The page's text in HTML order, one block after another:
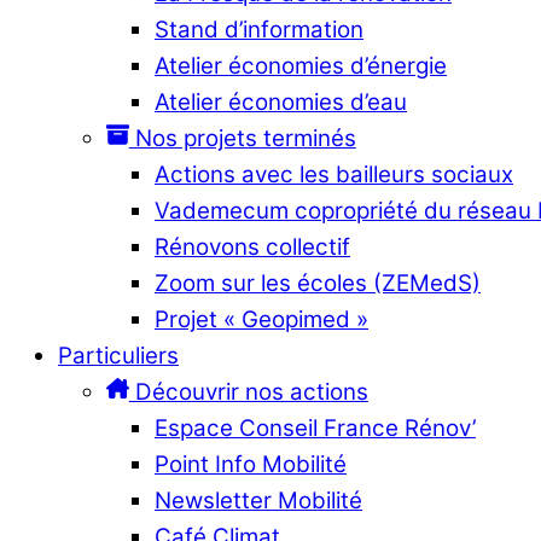
Stand d’information
Atelier économies d’énergie
Atelier économies d’eau
Nos projets terminés
Actions avec les bailleurs sociaux
Vademecum copropriété du réseau
Rénovons collectif
Zoom sur les écoles (ZEMedS)
Projet « Geopimed »
Particuliers
Découvrir nos actions
Espace Conseil France Rénov’
Point Info Mobilité
Newsletter Mobilité